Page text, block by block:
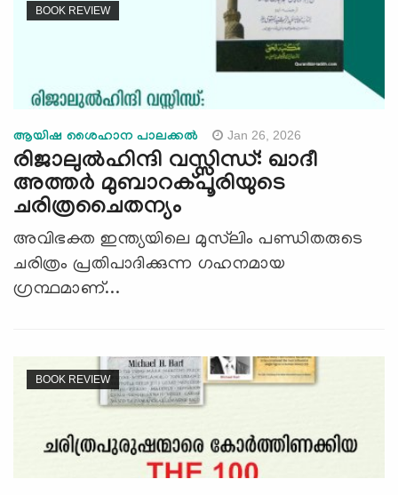
BOOK REVIEW
ആയിഷ ശൈഹാന പാലക്കല്‍ Jan 26, 2026
രിജാലുൽഹിന്ദി വസ്സിന്ധ്: ഖാദീ
അത്തർ മുബാറക്പൂരിയുടെ
ചരിത്രചൈതന്യം
അവിഭക്ത ഇന്ത്യയിലെ മുസ്‍ലിം പണ്ഡിതരുടെ
ചരിത്രം പ്രതിപാദിക്കുന്ന ഗഹനമായ
ഗ്രന്ഥമാണ്...
BOOK REVIEW